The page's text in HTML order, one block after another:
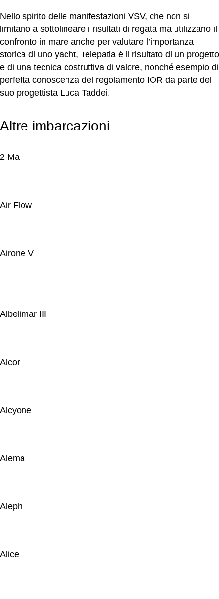
Nello spirito delle manifestazioni VSV, che non si
limitano a sottolineare i risultati di regata ma utilizzano il
confronto in mare anche per valutare l’importanza
storica di uno yacht, Telepatia è il risultato di un progetto
e di una tecnica costruttiva di valore, nonché esempio di
perfetta conoscenza del regolamento IOR da parte del
suo progettista Luca Taddei.
Altre imbarcazioni
2 Ma
Air Flow
Airone V
Albelimar III
Alcor
Alcyone
Alema
Aleph
Alice